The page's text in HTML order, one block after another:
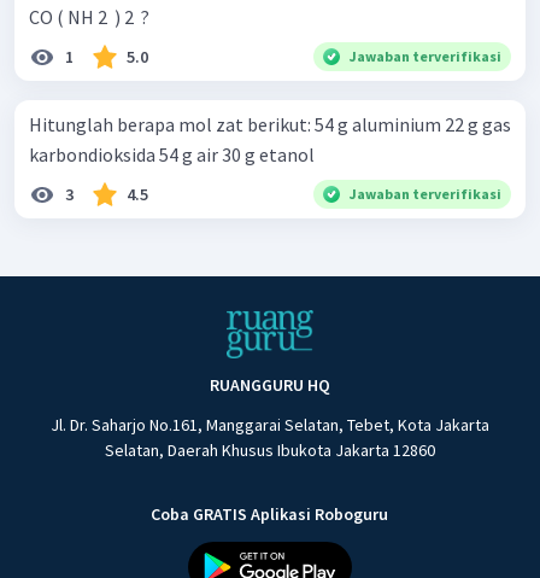
CO ( NH 2 ​ ) 2 ​ ?
1 5.0 Jawaban terverifikasi
Hitunglah berapa mol zat berikut: 54 g aluminium 22 g gas
karbondioksida 54 g air 30 g etanol
3 4.5 Jawaban terverifikasi
RUANGGURU HQ
Jl. Dr. Saharjo No.161, Manggarai Selatan, Tebet, Kota Jakarta
Selatan, Daerah Khusus Ibukota Jakarta 12860
Coba GRATIS Aplikasi Roboguru